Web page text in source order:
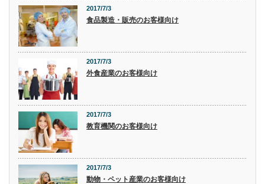
2017/7/3
食品製造・販売のお客様向け
2017/7/3
外食産業のお客様向け
2017/7/3
教育機関のお客様向け
2017/7/3
動物・ペット産業のお客様向け